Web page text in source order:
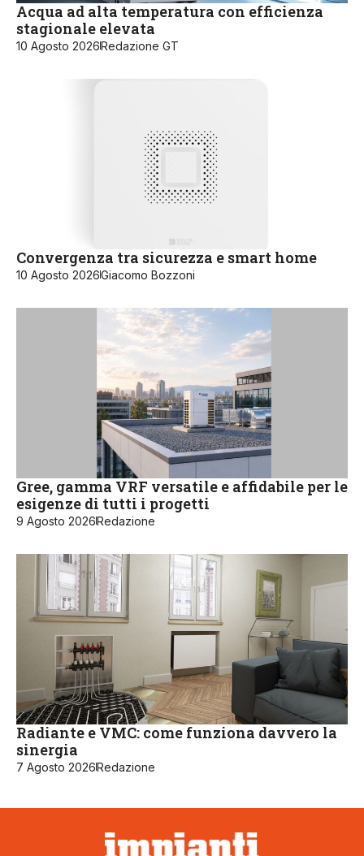
Acqua ad alta temperatura con efficienza
stagionale elevata
10 Agosto 2026Redazione GT
Convergenza tra sicurezza e smart home
10 Agosto 2026Giacomo Bozzoni
Gree, gamma VRF versatile e affidabile per le
esigenze di tutti i progetti
9 Agosto 2026Redazione
Radiante e VMC: come funziona davvero la
sinergia
7 Agosto 2026Redazione